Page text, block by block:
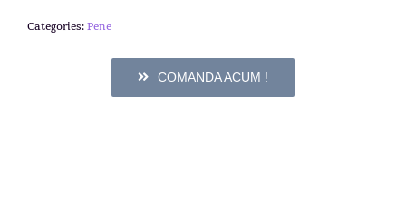
Categories:Pene
COMANDA ACUM !